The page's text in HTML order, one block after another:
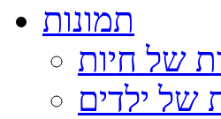
תמונות
של חיות
של ילדים